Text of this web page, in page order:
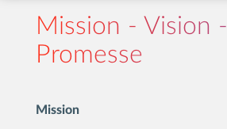
Mission - Vision -
Promesse
Mission